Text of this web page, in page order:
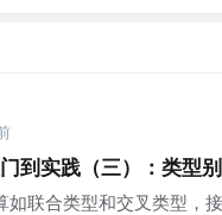
到实践（三）：类型
联合类型和交叉类型，